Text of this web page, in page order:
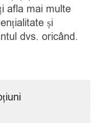
afla mai multe
și
dvs. oricând.